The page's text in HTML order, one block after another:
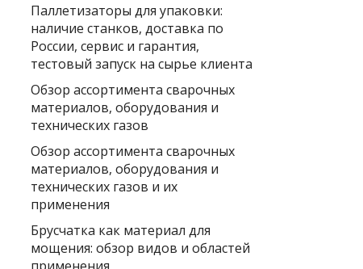
Паллетизаторы для упаковки:
наличие станков, доставка по
России, сервис и гарантия,
тестовый запуск на сырье клиента
Обзор ассортимента сварочных
материалов, оборудования и
технических газов
Обзор ассортимента сварочных
материалов, оборудования и
технических газов и их
применения
Брусчатка как материал для
мощения: обзор видов и областей